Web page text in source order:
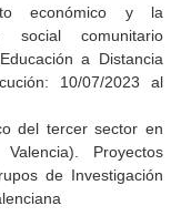
económico y la
social comunitario
a Distancia
10/07/2023 al
del tercer sector en
Proyectos
de Investigación